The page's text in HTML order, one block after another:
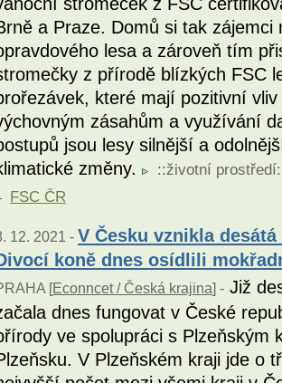
a Praze. Domů si tak
lesa a zároveň tím
z přírodě blízkých FSC
které mají pozitivní
zásahům a využívání
jsou lesy silnější a
změny.
::životní prostředí
FSC ČR
12. 2021 - V Česku vznikla
koně dnes osídlili
[Econncet / Česká krajina] - Již
dnes fungovat v České
ve spolupráci s Plzeňským
V Plzeňském kraji jde o